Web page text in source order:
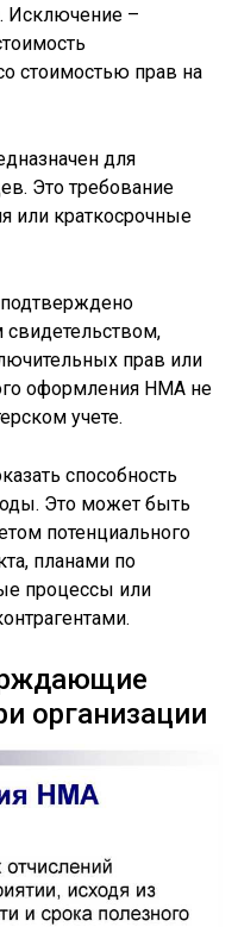
Исключение –
стоимостью прав на
для
Это требование
или краткосрочные
прав или
оформления НМА не
учете.
способность
Это может быть
потенциального
планами по
процессы или
организации